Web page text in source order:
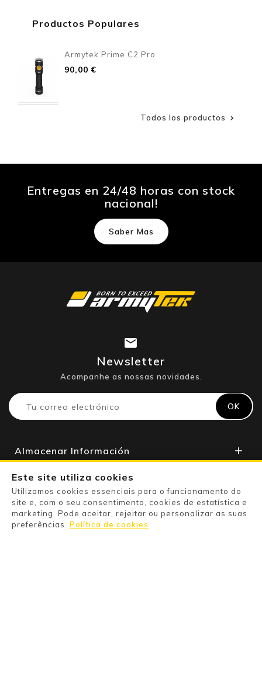
Productos Populares
Armytek Prime C2 Pro
90,00 €
Todos los productos 
Entregas en 24/48 horas con stock
nacional!
Saber Mas
Newsletter
Acompanhe as nossas novidades.
Almacenar Información 
Apoyo Al Cliente
Su Cuenta 
Powered By
Este site utiliza cookies
Utilizamos cookies essenciais para o funcionamento do
site e, com o seu consentimento, cookies de estatística e
marketing. Pode aceitar, rejeitar ou personalizar as suas
preferências. Política de cookies